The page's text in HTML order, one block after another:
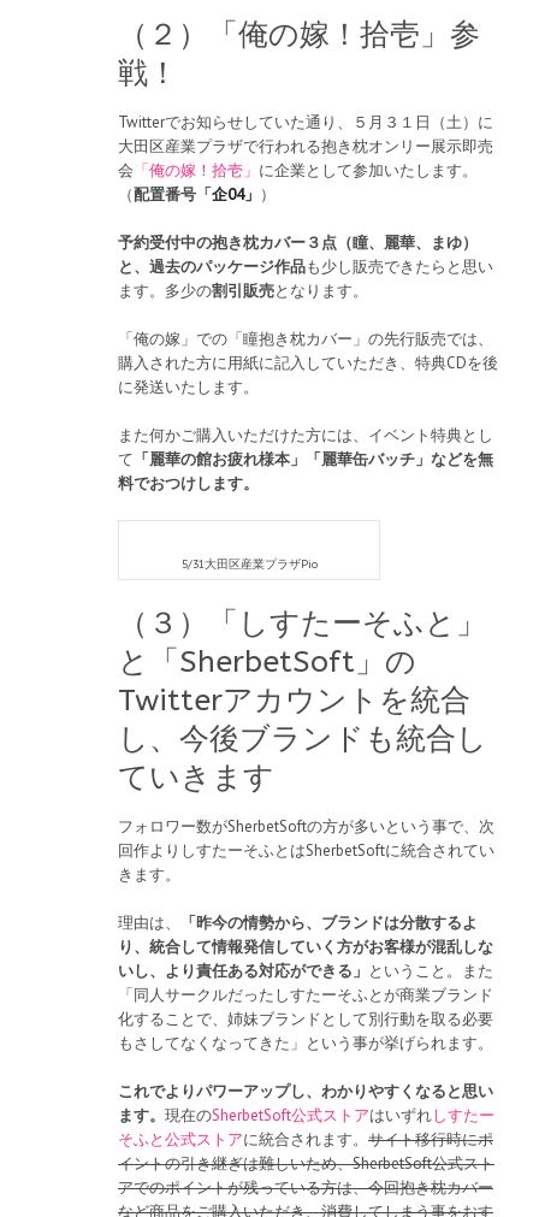
（２）「俺の嫁！拾壱」参
戦！
Twitterでお知らせしていた通り、５月３１日（土）に
大田区産業プラザで行われる抱き枕オンリー展示即売
会 「俺の嫁！拾壱」 に企業として参加いたします。
（配置番号「企04」 ）
予約受付中の抱き枕カバー３点（瞳、麗華、まゆ）
と、過去のパッケージ作品も少し販売できたらと思い
ます。多少の割引販売となります。
「俺の嫁」での「瞳抱き枕カバー」の先行販売では、
購入された方に用紙に記入していただき、特典CDを後
に発送いたします。
また何かご購入いただけた方には、イベント特典とし
て 「麗華の館お疲れ様本」「麗華缶バッチ」などを無
料でおつけします。
5/31大田区産業プラザPio
（３）「しすたーそふと」
と「SherbetSoft」の
Twitterアカウントを統合
し、今後ブランドも統合し
ていきます
フォロワー数がSherbetSoftの方が多いという事で、次
回作よりしすたーそふとはSherbetSoftに統合されてい
きます。
理由は、
「昨今の情勢から、ブランドは分散するよ
り、統合して情報発信していく方がお客様が混乱しな
いし、より責任ある対応ができる」 ということ。また
「同人サークルだったしすたーそふとが商業ブランド
化することで、姉妹ブランドとして別行動を取る必要
もさしてなくなってきた」という事が挙げられます。
これでよりパワーアップし、わかりやすくなると思い
ます。 現在のSherbetSoft公式ストアはいずれしすたー
そふと公式ストアに統合されます。 サイト移行時にポ
イントの引き継ぎは難しいため、SherbetSoft公式スト
アでのポイントが残っている方は、今回抱き枕カバー
など商品をご購入いただき、消費してしまう事をおす